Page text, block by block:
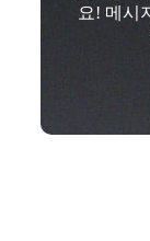
요! 메시